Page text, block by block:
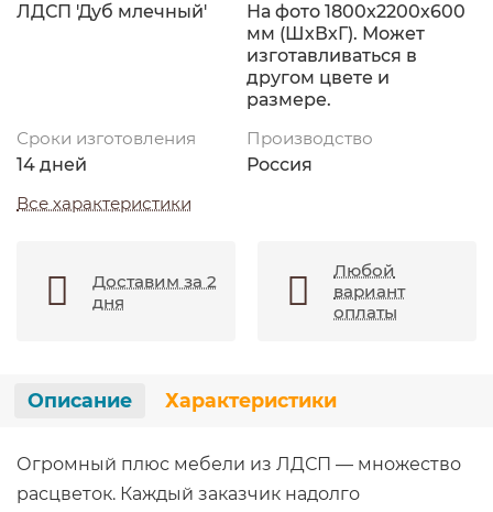
ЛДСП 'Дуб млечный'
На фото 1800x2200х600
мм (ШхВхГ). Может
изготавливаться в
другом цвете и
размере.
Сроки изготовления
14 дней
Производство
Россия
Все характеристики
Доставим за 2
дня
Любой
вариант
оплаты
Описание Характеристики
Огромный плюс мебели из ЛДСП — множество
расцветок. Каждый заказчик надолго